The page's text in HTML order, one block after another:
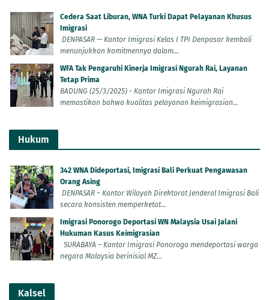
Cedera Saat Liburan, WNA Turki Dapat Pelayanan Khusus
Imigrasi
DENPASAR — Kantor Imigrasi Kelas I TPI Denpasar kembali
menunjukkan komitmennya dalam...
WFA Tak Pengaruhi Kinerja Imigrasi Ngurah Rai, Layanan
Tetap Prima
BADUNG (25/3/2025) - Kantor Imigrasi Ngurah Rai
memastikan bahwa kualitas pelayanan keimigrasian...
Hukum
342 WNA Dideportasi, Imigrasi Bali Perkuat Pengawasan
Orang Asing
DENPASAR – Kantor Wilayah Direktorat Jenderal Imigrasi Bali
secara konsisten memperketat...
Imigrasi Ponorogo Deportasi WN Malaysia Usai Jalani
Hukuman Kasus Keimigrasian
SURABAYA – Kantor Imigrasi Ponorogo mendeportasi warga
negara Malaysia berinisial MZ...
Kalsel